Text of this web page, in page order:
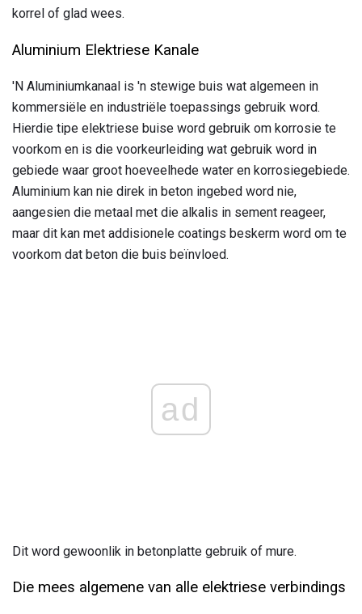
korrel of glad wees.
Aluminium Elektriese Kanale
'N Aluminiumkanaal is 'n stewige buis wat algemeen in
kommersiële en industriële toepassings gebruik word.
Hierdie tipe elektriese buise word gebruik om korrosie te
voorkom en is die voorkeurleiding wat gebruik word in
gebiede waar groot hoeveelhede water en korrosiegebiede.
Aluminium kan nie direk in beton ingebed word nie,
aangesien die metaal met die alkalis in sement reageer,
maar dit kan met addisionele coatings beskerm word om te
voorkom dat beton die buis beïnvloed.
ad
Dit word gewoonlik in betonplatte gebruik of mure.
Die mees algemene van alle elektriese verbindings